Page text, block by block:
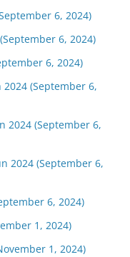
6, 2024)
6, 2024)
6, 2024)
(September 6,
2024 (September 6,
2024 (September 6,
6, 2024)
1, 2024)
1, 2024)